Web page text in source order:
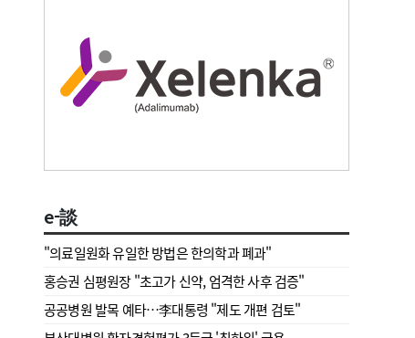
e-談
"의료일원화 유일한 방법은 한의학과 폐과"
홍승권 심평원장 " 초고가 신약, 엄격한 사후 검증"
공공병원 발목 예타…李대통령 "제도 개편 검토"